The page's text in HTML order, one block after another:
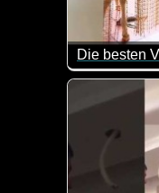
Die besten
Eine tolle